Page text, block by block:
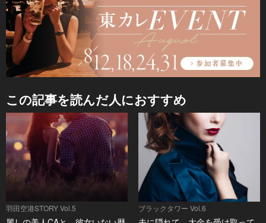
この記事を読んだ人におすすめ
羽田空港STORY Vol.5 ブラックタワー Vol.6